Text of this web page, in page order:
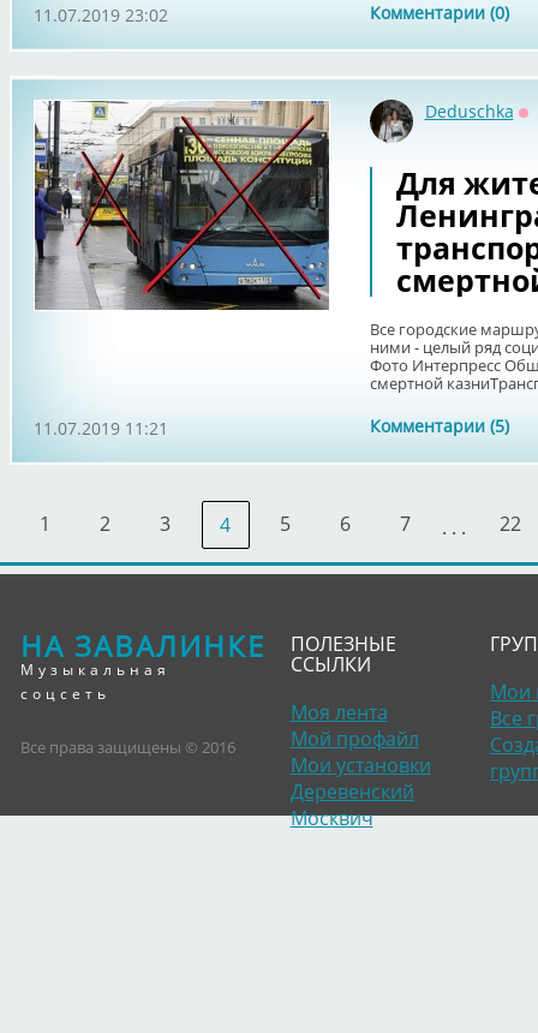
Комментарии (0)
11.07.2019 23:02
Deduschka
Для
Все городские
ними - целый ряд
Фото Интерпресс
смертной
Комментарии (5)
11.07.2019 11:21
1 2 3 4 5 6 7 . . . 22
НА ЗАВАЛИНКЕ
Музыкальная
соцсеть
Все права защищены © 2016
ПОЛЕЗНЫЕ
ССЫЛКИ
Моя лента
Мой профайл
Мои установки
Деревенский
Москвич
Мои
Все